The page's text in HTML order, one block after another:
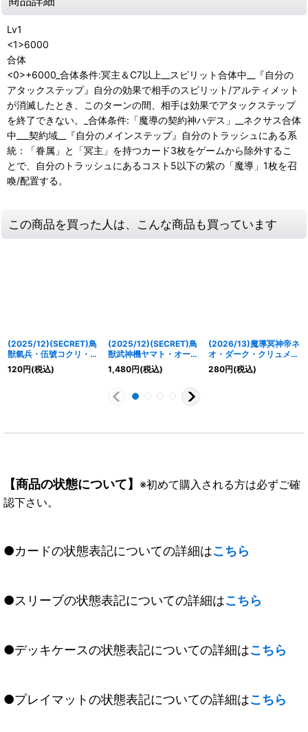
Lv1
<1>6000
合体
<0>+6000_合体条件:冥主＆C7以上__スピリット合体中__『自分の
アタックステップ』自分の効果で相手のスピリット/アルティメット
が消滅したとき、このターンの間、相手は効果でアタックステップ
を終了できない。_合体条件:「魔導の契約神ハデス」__ネクサス合体
中___契約域__『自分のメインステップ』自分のトラッシュにある系
統：「眷属」と「冥主」を持つカード3枚をゲームから除外するこ
とで、自分のトラッシュにあるコスト5以下の紫の「魔導」1枚を召
喚/配置する。
この商品を買った人は、こんな商品も買っています
(2025/12)(SECRET)鳥
獣氣兵・伍號コクリ・ゴ
レム【M-SEC】{BS73-
057}《青》
120円(税込)
(2025/12)(SECRET)鳥
獣武神機ヤマト・オーグ
ナー-武神形態-/鳥獣武
神機ヤマト・オーグナ
ー-砲撃形態-【転醒X-
SEC】{BS73-
TX03a/BS73-TX03b}
1,480円(税込)
(2026/13)魔導冥神帝ネ
オ・ダーク・クリュメノ
ス【CP】{BS76-CP02}
《紫》
280円(税込)
【商品の状態について】 ※初めて購入される方は必ずご確
認下さい。
●カードの状態表記についての詳細はこちら
●スリーブの状態表記についての詳細はこちら
●デッキケースの状態表記についての詳細はこちら
●プレイマットの状態表記についての詳細はこちら